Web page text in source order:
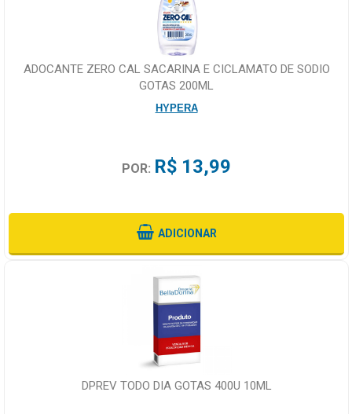
ADOCANTE ZERO CAL SACARINA E CICLAMATO DE SODIO
GOTAS 200ML
HYPERA
POR: R$ 13,99
ADICIONAR
DPREV TODO DIA GOTAS 400U 10ML